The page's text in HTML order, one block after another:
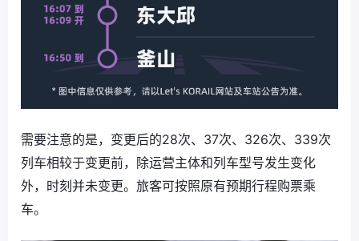
需要注意的是，变更后的28次、37次、326次、339次
列车相较于变更前，除运营主体和列车型号发生变化
外，时刻并未变更。旅客可按照原有预期行程购票乘
车。